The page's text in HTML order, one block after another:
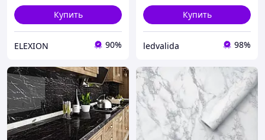
Купить
ELEXION 90%
Купить
ledvalida 98%